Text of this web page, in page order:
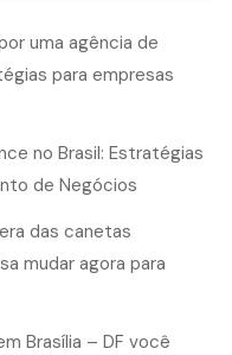
uma agência de
para empresas
no Brasil: Estratégias
de Negócios
das canetas
mudar agora para
Brasília – DF você